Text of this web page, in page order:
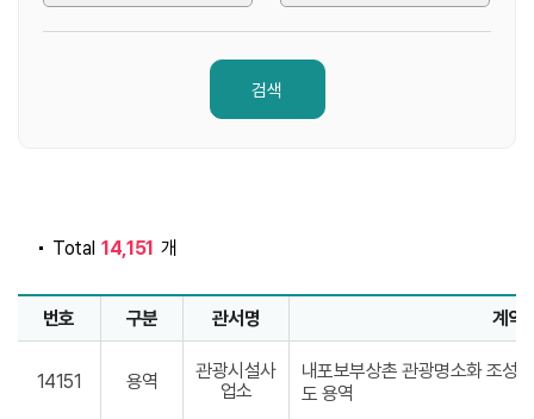
Total 14,151 개
수의계약현황 표
수의계약현황 목록으로 번호, 구분, 관서명, 계약명, 계약금
번호 구분 관서명 계약
14151 용역
관광시설사
업소
내포보부상촌 관광명소화 조성
도 용역